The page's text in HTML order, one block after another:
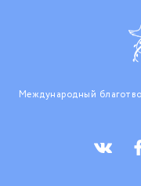
Международный